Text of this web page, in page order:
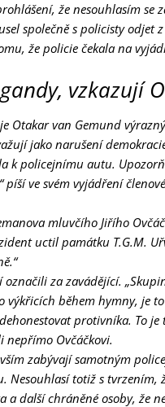
že nesouhlasím se
společně s policisty odjet
že policie čekala na
vzkazují
Otakar van Gemund
jako narušení
k policejnímu autu.
ve svém vyjádření
mluvčího Jiřího
uctil památku T.G.M.
za zavádějící.
výkřicích během hymny, je
protivníka. To
nepřímo Ovčáčkovi.
zabývají samotným
Nesouhlasí totiž s tvrzením,
další chráněné osoby, že